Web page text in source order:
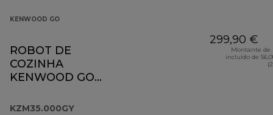
KENWOOD GO
ROBOT DE
COZINHA
KENWOOD GO
KZM35.000GY
299,90 €
Montante de
incluído de